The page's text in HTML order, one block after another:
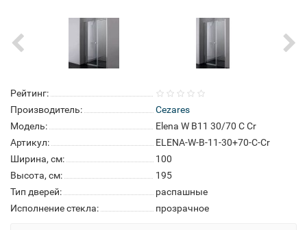
Рейтинг:
Производитель:
Cezares
Модель:
Elena W B11 30/70 C Cr
Артикул:
ELENA-W-B-11-30+70-C-Cr
Ширина, см:
100
Высота, см:
195
Тип дверей:
распашные
Исполнение стекла:
прозрачное